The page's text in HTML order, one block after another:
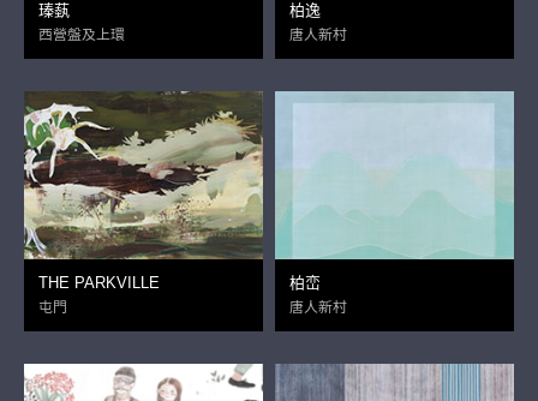
瑧蓺
西營盤及上環
柏逸
唐人新村
THE PARKVILLE
屯門
柏峦
唐人新村